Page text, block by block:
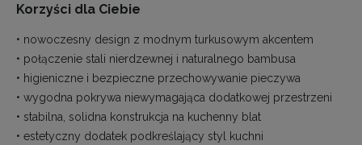
Korzyści dla Ciebie
• nowoczesny design z modnym turkusowym akcentem
• połączenie stali nierdzewnej i naturalnego bambusa
• higieniczne i bezpieczne przechowywanie pieczywa
• wygodna pokrywa niewymagająca dodatkowej przestrzeni
• stabilna, solidna konstrukcja na kuchenny blat
• estetyczny dodatek podkreślający styl kuchni